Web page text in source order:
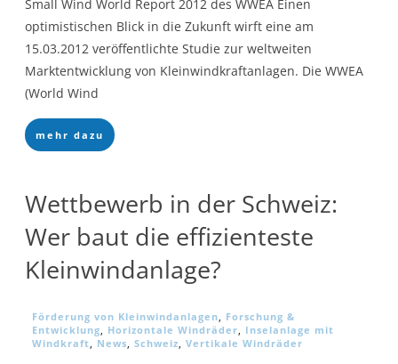
Small Wind World Report 2012 des WWEA Einen
optimistischen Blick in die Zukunft wirft eine am
15.03.2012 veröffentlichte Studie zur weltweiten
Marktentwicklung von Kleinwindkraftanlagen. Die WWEA
(World Wind
mehr dazu
Wettbewerb in der Schweiz:
Wer baut die effizienteste
Kleinwindanlage?
Förderung von Kleinwindanlagen
Forschung &
Entwicklung
Horizontale Windräder
Inselanlage mit
Windkraft
News Schweiz Vertikale Windräder